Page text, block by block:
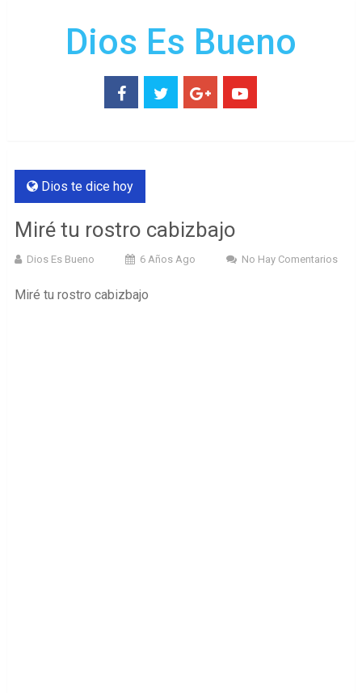
Dios Es Bueno
Dios te dice hoy
Miré tu rostro cabizbajo
Dios Es Bueno 6 Años Ago No Hay Comentarios
Miré tu rostro cabizbajo